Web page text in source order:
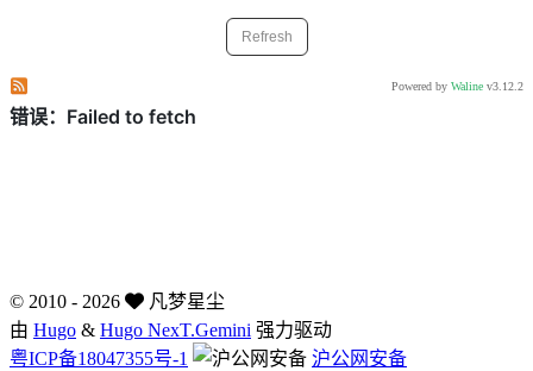
Refresh
Powered by Waline v3.12.2
© 2010 - 2026
凡梦星尘
由 Hugo & Hugo NexT.Gemini 强力驱动
粤ICP备18047355号-1
沪公网安备